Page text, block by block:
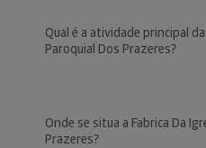
Qual é a atividade principal
Paroquial Dos Prazeres?
Onde se situa a Fabrica Da
Prazeres?